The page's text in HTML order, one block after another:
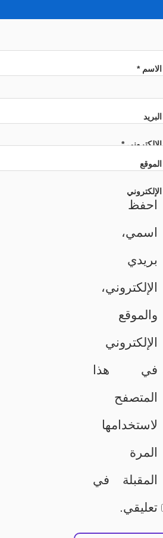
الاسم*
البريد
الإلكتروني*
الموقع
الإلكتروني
احفظ
اسمي،
بريدي
الإلكتروني،
والموقع
الإلكتروني
في هذا
المتصفح
لاستخدامها
المرة
المقبلة في
تعليقي.